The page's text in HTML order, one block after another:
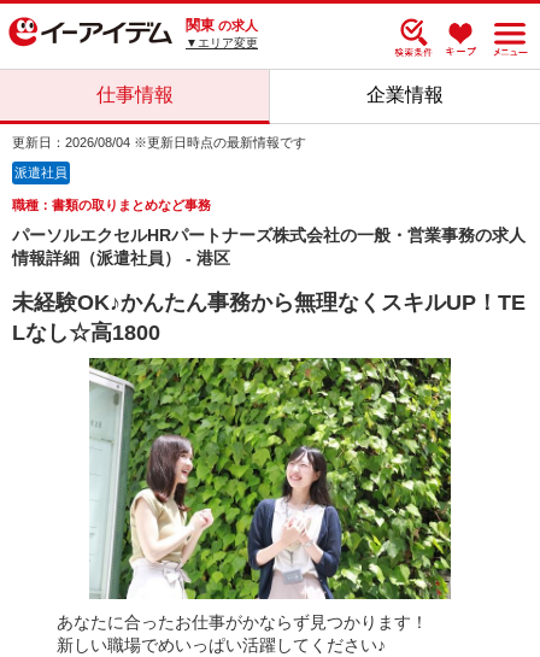
関東 の求人
▼エリア変更
仕事情報 企業情報
更新日：2026/08/04 ※更新日時点の最新情報です
派遣社員
職種：書類の取りまとめなど事務
パーソルエクセルHRパートナーズ株式会社の一般・営業事務の求人
情報詳細（派遣社員） - 港区
未経験OK♪かんたん事務から無理なくスキルUP！TE
Lなし☆高1800
あなたに合ったお仕事がかならず見つかります！
新しい職場でめいっぱい活躍してください♪